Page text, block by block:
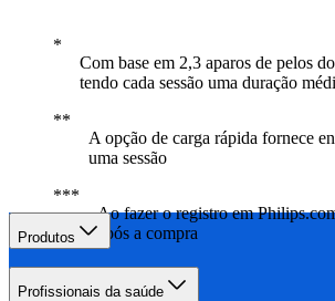
Com base em 2,3 aparos de pelos
tendo cada sessão uma duração
A opção de carga rápida fornece
uma sessão
Ao fazer o registro em
após a compra
Produtos
Profissionais da saúde